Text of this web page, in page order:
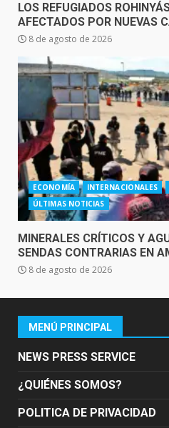
LOS REFUGIADOS
AFECTADOS POR NUEVAS
8 de agosto de 2026
ECONOMÍA INTERNACIONALES
ÚLTIMAS NOTICIAS
MINERALES CRÍTICOS Y
SENDAS CONTRARIAS EN
8 de agosto de 2026
MENÚ PRINCIPAL
NEWS PRESS SERVICE
¿QUIÉNES SOMOS?
POLITICA DE PRIVACIDAD